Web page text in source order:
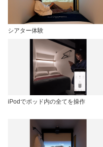
シアター体験
iPodでポッド内の全てを操作